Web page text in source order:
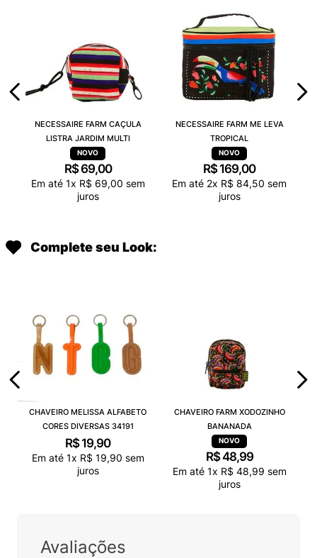
NECESSAIRE FARM CAÇULA
LISTRA JARDIM MULTI
R$ 69,00
Em até 1x R$ 69,00 sem
juros
NECESSAIRE FARM ME LEVA
TROPICAL
R$ 169,00
Em até 2x R$ 84,50 sem
juros
Complete seu Look:
CHAVEIRO MELISSA ALFABETO
CORES DIVERSAS 34191
R$ 19,90
Em até 1x R$ 19,90 sem
juros
CHAVEIRO FARM XODOZINHO
BANANADA
R$48,99
Em até 1x R$ 48,99 sem
juros
Avaliações